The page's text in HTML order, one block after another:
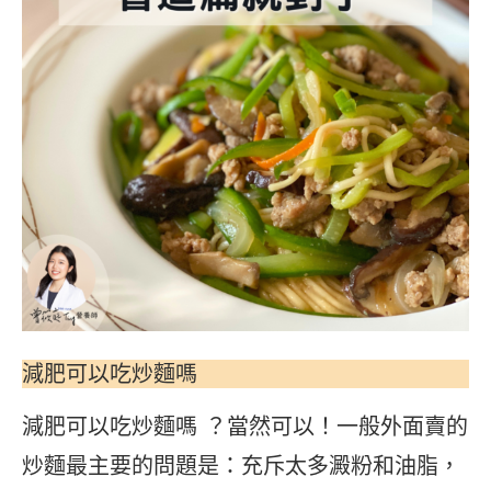
減肥可以吃炒麵嗎
減肥可以吃炒麵嗎 ？當然可以！一般外面賣的
炒麵最主要的問題是：充斥太多澱粉和油脂，